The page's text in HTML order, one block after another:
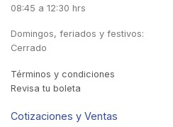
08:45 a 12:30 hrs
Domingos, feriados y festivos:
Cerrado
Términos y condiciones
Revisa tu boleta
Cotizaciones y Ventas